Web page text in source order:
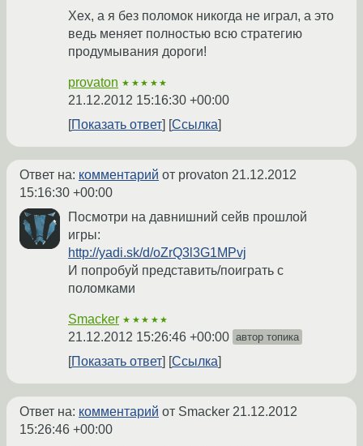
Хех, а я без поломок никогда не играл, а это
ведь меняет полностью всю стратегию
продумывания дороги!
provaton ★★★★★
21.12.2012 15:16:30 +00:00
Показать ответ
Ссылка
Ответ на: комментарий от provaton 21.12.2012
15:16:30 +00:00
Посмотри на давнишний сейв прошлой
игры:
http://yadi.sk/d/oZrQ3l3G1MPvj
И попробуй представить/поиграть с
поломками
Smacker ★★★★★
21.12.2012 15:26:46 +00:00 автор топика
Показать ответ Ссылка
Ответ на: комментарий от Smacker 21.12.2012
15:26:46 +00:00